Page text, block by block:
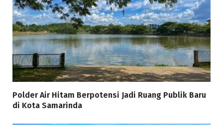
Polder Air Hitam Berpotensi Jadi Ruang Publik Baru
di Kota Samarinda